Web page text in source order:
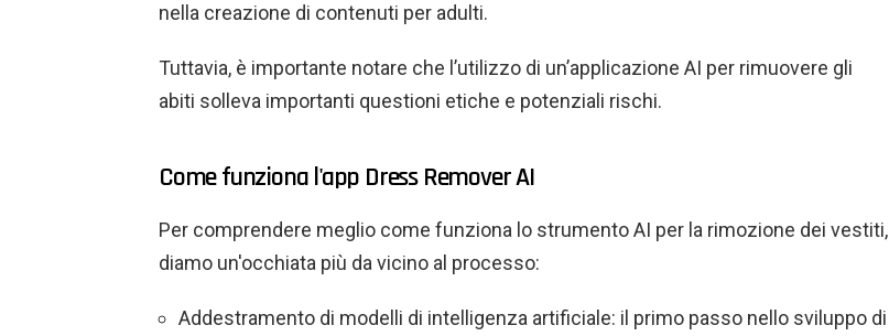
nella creazione di contenuti per adulti.
Tuttavia, è importante notare che l’utilizzo di un’applicazione AI per rimuovere gli
abiti solleva importanti questioni etiche e potenziali rischi.
Come funziona l'app Dress Remover AI
Per comprendere meglio come funziona lo strumento AI per la rimozione dei vestiti,
diamo un'occhiata più da vicino al processo:
Addestramento di modelli di intelligenza artificiale: il primo passo nello sviluppo di